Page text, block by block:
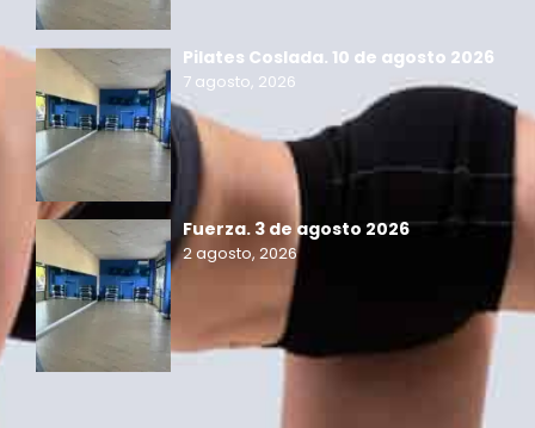
Pilates Coslada. 10 de agosto 2026
7 agosto, 2026
Fuerza. 3 de agosto 2026
2 agosto, 2026